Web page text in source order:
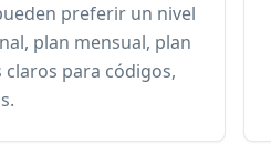
preferir un nivel
plan mensual, plan
para códigos,